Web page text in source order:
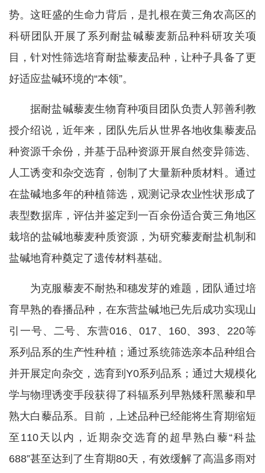
势。这旺盛的生命力背后，是扎根在黄三角农高区的
科研团队开展了系列耐盐碱藜麦新品种科研攻关项
目，针对性筛选培育耐盐藜麦品种，让种子具备了更
好适应盐碱环境的“本领”。
据耐盐碱藜麦生物育种项目团队负责人郭善利教
授介绍说，近年来，团队先后从世界各地收集藜麦品
种资源千余份，并基于品种资源开展自然变异筛选、
人工诱变和杂交选育，创制了大量新种质材料。通过
在盐碱地多年的种植筛选，观测记录农业性状形成了
表型数据库，评估并鉴定到一百余份适合黄三角地区
栽培的盐碱地藜麦种质资源，为研究藜麦耐盐机制和
盐碱地育种奠定了遗传材料基础。
为克服藜麦不耐热和穗发芽的难题，团队通过培
育早熟的春播品种，在东营盐碱地已先后成功实现山
引一号、二号、东营016、017、160、393、220等
系列品系的生产性种植；通过系统筛选亲本品种组合
并开展定向杂交，选育到Y0系列品系；通过大规模化
学与物理诱变手段获得了科辐系列早熟矮秆黑藜和早
熟大白藜品系。目前，上述品种已经能将生育期缩短
至110天以内，近期杂交选育的超早熟白藜“科盐
688”甚至达到了生育期80天，有效缓解了高温多雨对